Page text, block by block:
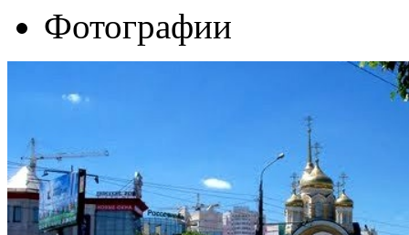
Фотографии